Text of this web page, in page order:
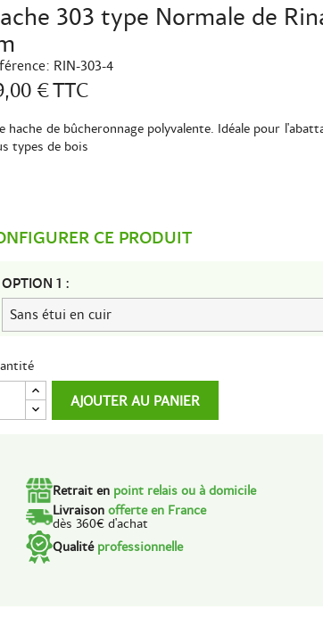
303 type Normale de
RIN-303-4
€TTC
hache de bûcheronnage polyvalente. Idéale pour
types de bois
CE PRODUIT
OPTION 1 :
AJOUTER AU PANIER
Retrait en point relais ou à domicile
Livraison offerte en France
dès 360€ d'achat
Qualité professionnelle